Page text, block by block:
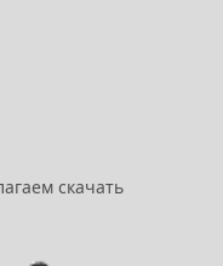
скачать